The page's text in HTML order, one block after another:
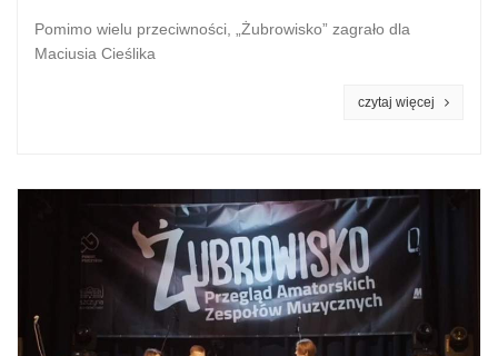
Pomimo wielu przeciwności, „Żubrowisko” zagrało dla
Maciusia Cieślika